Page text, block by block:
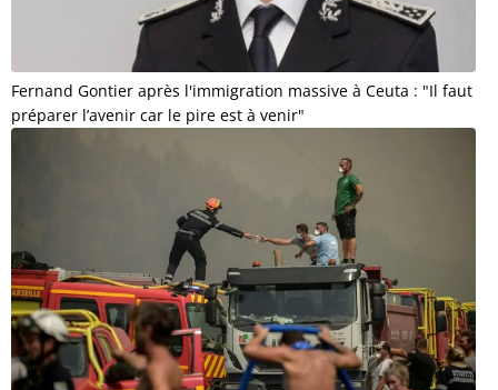
Fernand Gontier après l'immigration massive à Ceuta : "Il faut
préparer l’avenir car le pire est à venir"